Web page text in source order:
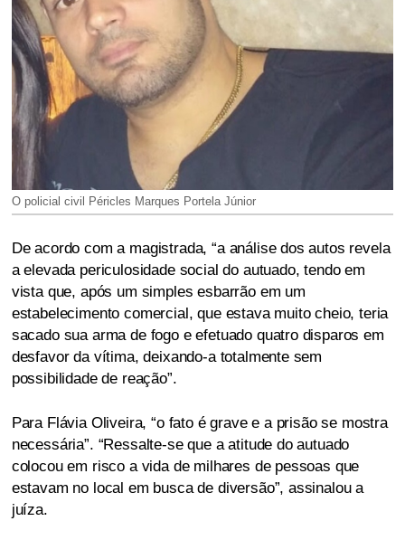
O policial civil Péricles Marques Portela Júnior
De acordo com a magistrada, “a análise dos autos revela
a elevada periculosidade social do autuado, tendo em
vista que, após um simples esbarrão em um
estabelecimento comercial, que estava muito cheio, teria
sacado sua arma de fogo e efetuado quatro disparos em
desfavor da vítima, deixando-a totalmente sem
possibilidade de reação”.
Para Flávia Oliveira, “o fato é grave e a prisão se mostra
necessária”. “Ressalte-se que a atitude do autuado
colocou em risco a vida de milhares de pessoas que
estavam no local em busca de diversão”, assinalou a
juíza.